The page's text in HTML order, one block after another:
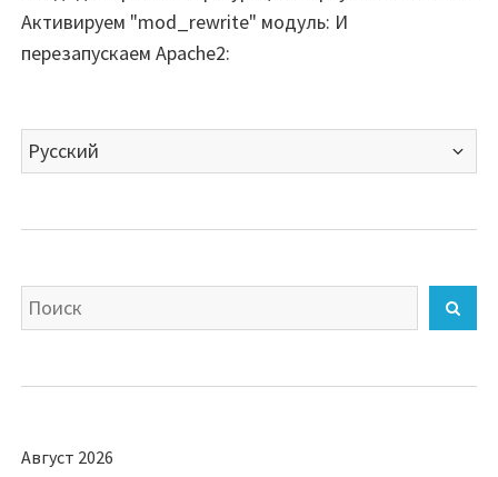
Активируем "mod_rewrite" модуль: И
перезапускаем Apache2:
Выбрать
язык
Искать
Август 2026